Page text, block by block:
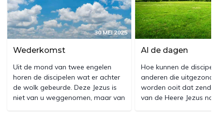
30 MEI 2025
Wederkomst
Uit de mond van twee engelen
horen de discipelen wat er achter
de wolk gebeurde. Deze Jezus is
niet van u weggenomen, maar van
Al de dagen
Hoe kunnen de
anderen die
worden ooit dat
van de Heere Jezus